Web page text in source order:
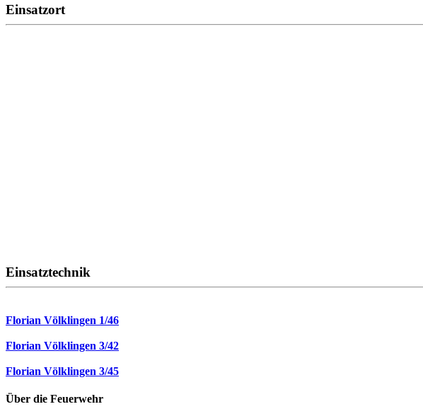
Einsatzort
Einsatztechnik
Florian Völklingen 1/46
Florian Völklingen 3/42
Florian Völklingen 3/45
Über die Feuerwehr